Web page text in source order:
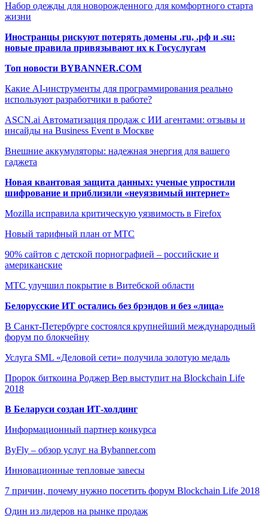
Набор одежды для новорожденного для комфортного старта
жизни
Иностранцы рискуют потерять домены .ru, .рф и .su:
новые правила привязывают их к Госуслугам
Топ новости BYBANNER.COM
Какие AI-инструменты для программирования реально
используют разработчики в работе?
ASCN.ai Автоматизация продаж с ИИ агентами: отзывы и
инсайды на Business Event в Москве
Внешние аккумуляторы: надежная энергия для вашего
гаджета
Новая квантовая защита данных: ученые упростили
шифрование и приблизили «неуязвимый интернет»
Mozilla исправила критическую уязвимость в Firefox
Новый тарифный план от МТС
90% сайтов с детской порнографией – российские и
американские
МТС улучшил покрытие в Витебской области
Белорусские ИТ остались без брэндов и без «лица»
В Санкт-Петербурге состоялся крупнейший международный
форум по блокчейну
Услуга SML «Деловой сети» получила золотую медаль
Пророк биткоина Роджер Вер выступит на Blockchain Life
2018
В Беларуси создан ИТ-холдинг
Информационный партнер конкурса
ByFly – обзор услуг на Bybanner.com
Инновационные тепловые завесы
7 причин, почему нужно посетить форум Blockchain Life 2018
Один из лидеров на рынке продаж